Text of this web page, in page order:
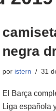
negra
por istern 31
El Barça
Liga española